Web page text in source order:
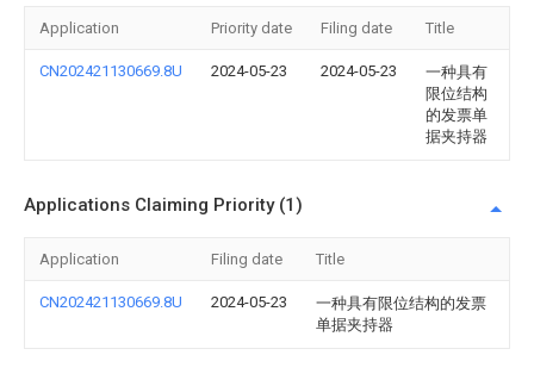
Application Priority date Filing date Title
CN202421130669.8U 2024-05-23 2024-05-23
一种具有
限位结构
的发票单
据夹持器
Applications Claiming Priority (1)
Application Filing date Title
CN202421130669.8U 2024-05-23
一种具有限位结构的发票
单据夹持器